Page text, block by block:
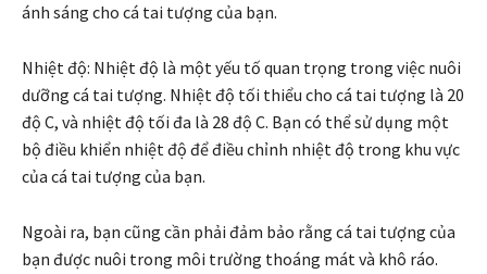
ánh sáng cho cá tai tượng của bạn.
Nhiệt độ: Nhiệt độ là một yếu tố quan trọng trong việc nuôi
dưỡng cá tai tượng. Nhiệt độ tối thiểu cho cá tai tượng là 20
độ C, và nhiệt độ tối đa là 28 độ C. Bạn có thể sử dụng một
bộ điều khiển nhiệt độ để điều chỉnh nhiệt độ trong khu vực
của cá tai tượng của bạn.
Ngoài ra, bạn cũng cần phải đảm bảo rằng cá tai tượng của
bạn được nuôi trong môi trường thoáng mát và khô ráo.